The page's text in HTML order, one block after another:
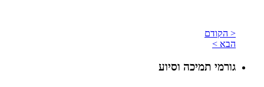
< הקודם
הבא >
גורמי תמיכה וסיוע